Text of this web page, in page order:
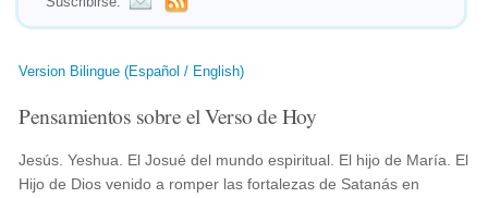
Version Bilingue (Español / English)
Pensamientos sobre el Verso de Hoy
Jesús. Yeshua. El Josué del mundo espiritual. El hijo de María. El
Hijo de Dios venido a romper las fortalezas de Satanás en